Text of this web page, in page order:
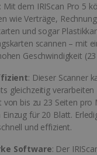
: Mit dem IRIScan Pro 5
wie Verträge,
und sogar
scannen – mit
Geschwindigkeit
: Dieser Scanner
gleichzeitig
von bis zu 23 Seiten pro
für 20 Blatt.
und effizient.
Software: Der